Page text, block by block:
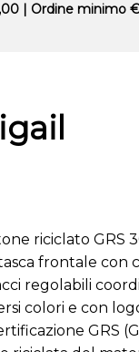
| Ordine minimo
riciclato
frontale con
regolabili
colori e con
GRS